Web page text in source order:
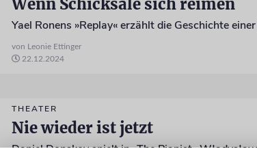
Wenn Schicksale sich reimen
Yael Ronens »Replay« erzählt die Geschichte
von Leonie Ettinger
22.12.2024
THEATER
Nie wieder ist jetzt